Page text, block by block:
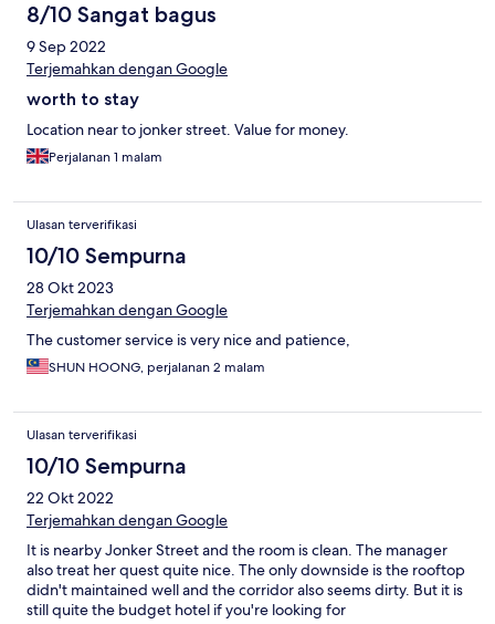
8/10 Sangat bagus
9 Sep 2022
Terjemahkan dengan Google
worth to stay
Location near to jonker street. Value for money.
Perjalanan 1 malam
Ulasan terverifikasi
10/10 Sempurna
28 Okt 2023
Terjemahkan dengan Google
The customer service is very nice and patience,
SHUN HOONG, perjalanan 2 malam
Ulasan terverifikasi
10/10 Sempurna
22 Okt 2022
Terjemahkan dengan Google
It is nearby Jonker Street and the room is clean. The manager
also treat her quest quite nice. The only downside is the rooftop
didn't maintained well and the corridor also seems dirty. But it is
still quite the budget hotel if you're looking for